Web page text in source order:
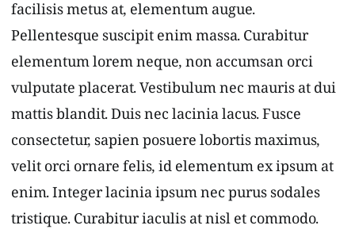
facilisis metus at, elementum augue.
Pellentesque suscipit enim massa. Curabitur
elementum lorem neque, non accumsan orci
vulputate placerat. Vestibulum nec mauris at dui
mattis blandit. Duis nec lacinia lacus. Fusce
consectetur, sapien posuere lobortis maximus,
velit orci ornare felis, id elementum ex ipsum at
enim. Integer lacinia ipsum nec purus sodales
tristique. Curabitur iaculis at nisl et commodo.